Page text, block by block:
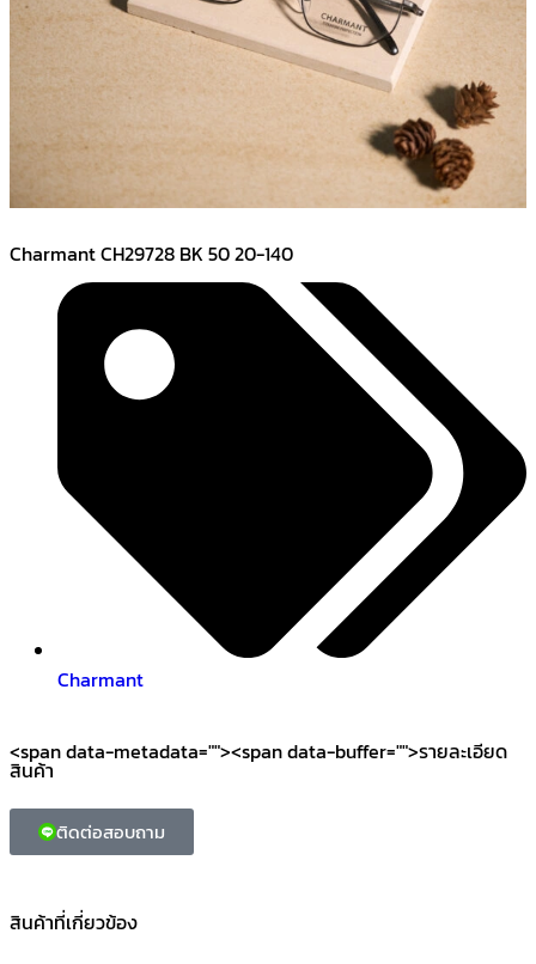
Charmant CH29728 BK 50 20-140
Charmant
<span data-metadata=""><span data-buffer="">รายละเอียด
สินค้า
ติดต่อสอบถาม
สินค้าที่เกี่ยวข้อง